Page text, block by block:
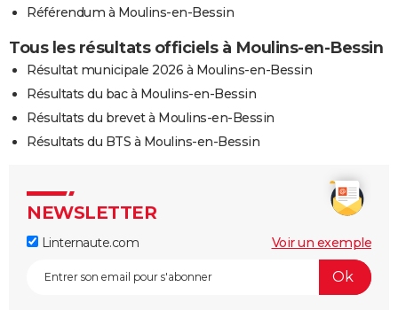
Référendum à Moulins-en-Bessin
Tous les résultats officiels à Moulins-en-Bessin
Résultat municipale 2026 à Moulins-en-Bessin
Résultats du bac à Moulins-en-Bessin
Résultats du brevet à Moulins-en-Bessin
Résultats du BTS à Moulins-en-Bessin
NEWSLETTER
Linternaute.com Voir un exemple